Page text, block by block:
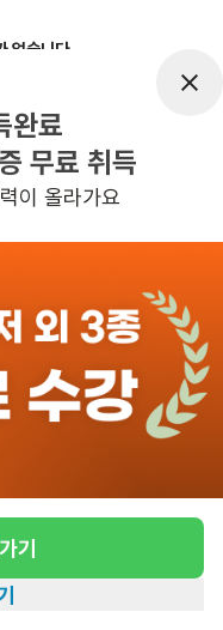
없습니다
확인하기
완료
무료 취득
이 올라가요
기